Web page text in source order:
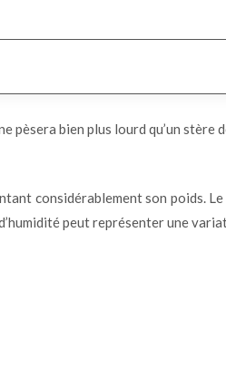
bien plus lourd qu’un stère
considérablement son poids.
peut représenter une